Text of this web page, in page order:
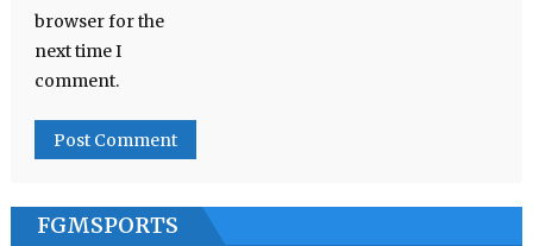
browser for the
next time I
comment.
FGMSPORTS